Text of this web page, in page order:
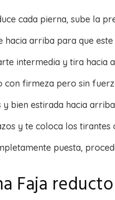
cada pierna, sube la
arriba para que
intermedia y tira hacia
con firmeza pero sin
bien estirada hacia
y te coloca los tirantes
puesta,
Faja